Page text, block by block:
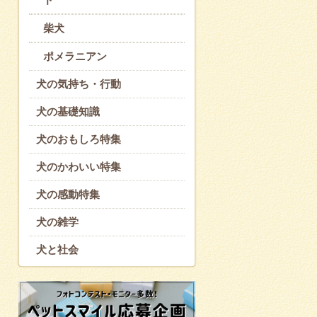
柴犬
ポメラニアン
犬の気持ち・行動
犬の基礎知識
犬のおもしろ特集
犬のかわいい特集
犬の感動特集
犬の雑学
犬と社会